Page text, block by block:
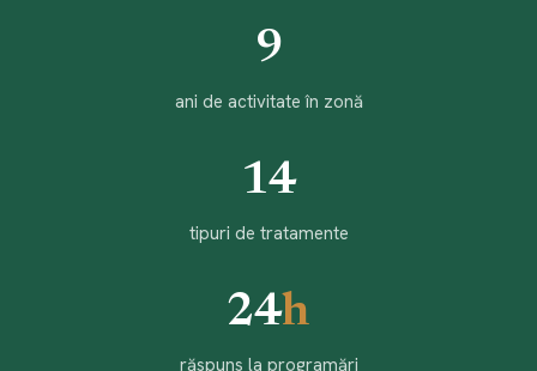
9
ani de activitate în zonă
14
tipuri de tratamente
24h
răspuns la programări